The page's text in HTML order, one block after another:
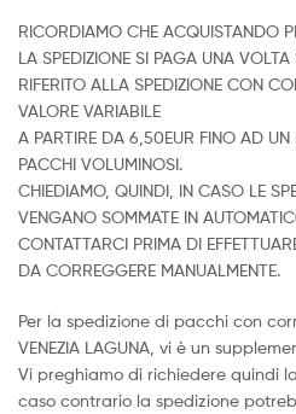
RICORDIAMO CHE ACQUISTANDO
LA SPEDIZIONE SI PAGA UNA VOLTA
RIFERITO ALLA SPEDIZIONE CON
VALORE VARIABILE
A PARTIRE DA 6,50EUR FINO AD
PACCHI VOLUMINOSI.
CHIEDIAMO, QUINDI, IN CASO LE
VENGANO SOMMATE IN
CONTATTARCI PRIMA DI
DA CORREGGERE MANUALMENTE.
Per la spedizione di pacchi con
VENEZIA LAGUNA, vi è un
Vi preghiamo di richiedere quindi
caso contrario la spedizione